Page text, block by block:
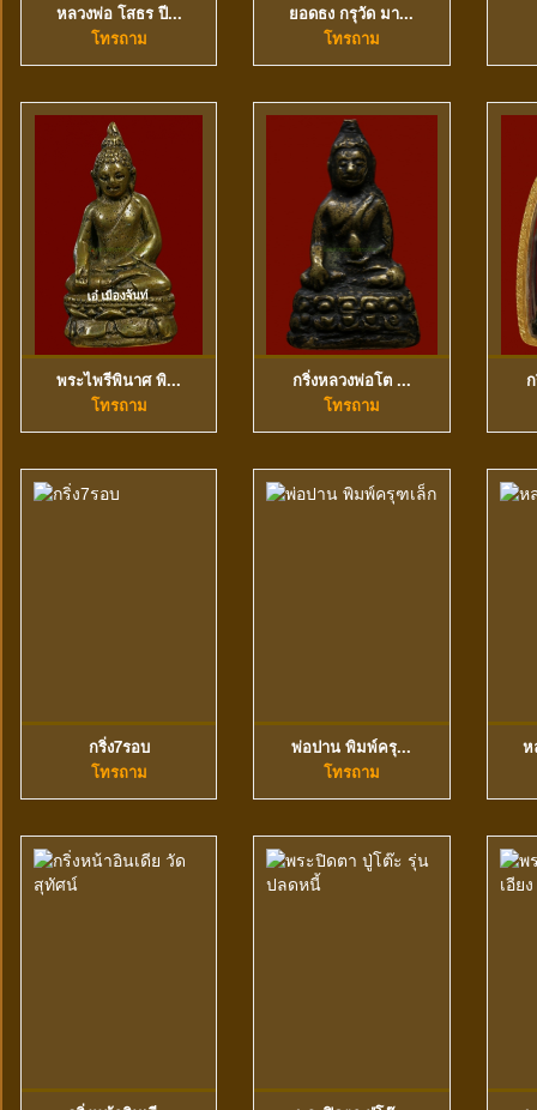
ดูข้อมูลเพิ่มเติม
หลวงพ่อ โสธร ปี...
โทรถาม
ดูข้อมูลเพิ่มเติม
ยอดธง กรุวัด มา...
โทรถาม
ดูข้อมูลเพิ่มเติม
พระไพรีพินาศ พิ...
โทรถาม
ดูข้อมูลเพิ่มเติม
กริ่งหลวงพ่อโต ...
โทรถาม
ดูข้อมูลเพิ่มเติม
กริ่ง7รอบ
โทรถาม
ดูข้อมูลเพิ่มเติม
พ่อปาน พิมพ์ครุ...
โทรถาม
ห